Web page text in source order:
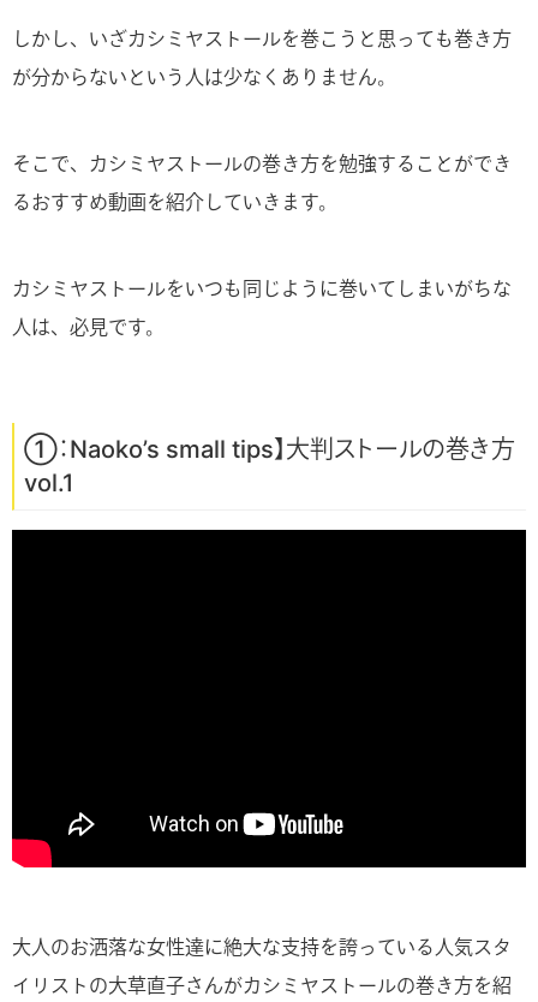
しかし、いざカシミヤストールを巻こうと思っても巻き方
が分からないという人は少なくありません。
そこで、カシミヤストールの巻き方を勉強することができ
るおすすめ動画を紹介していきます。
カシミヤストールをいつも同じように巻いてしまいがちな
人は、必見です。
①：Naoko’s small tips】大判ストールの巻き方
vol.1
大人のお洒落な女性達に絶大な支持を誇っている人気スタ
イリストの大草直子さんがカシミヤストールの巻き方を紹